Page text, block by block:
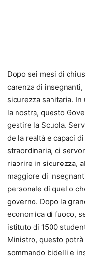
Dopo sei mesi di
carenza di
sicurezza sanitaria.
la nostra, questo
gestire la Scuola.
della realtà e capaci
straordinaria, ci
riaprire in sicurezza,
maggiore di
personale di quello
governo. Dopo la
economica di fuoco,
istituto di 1500
Ministro, questo
sommando bidelli e